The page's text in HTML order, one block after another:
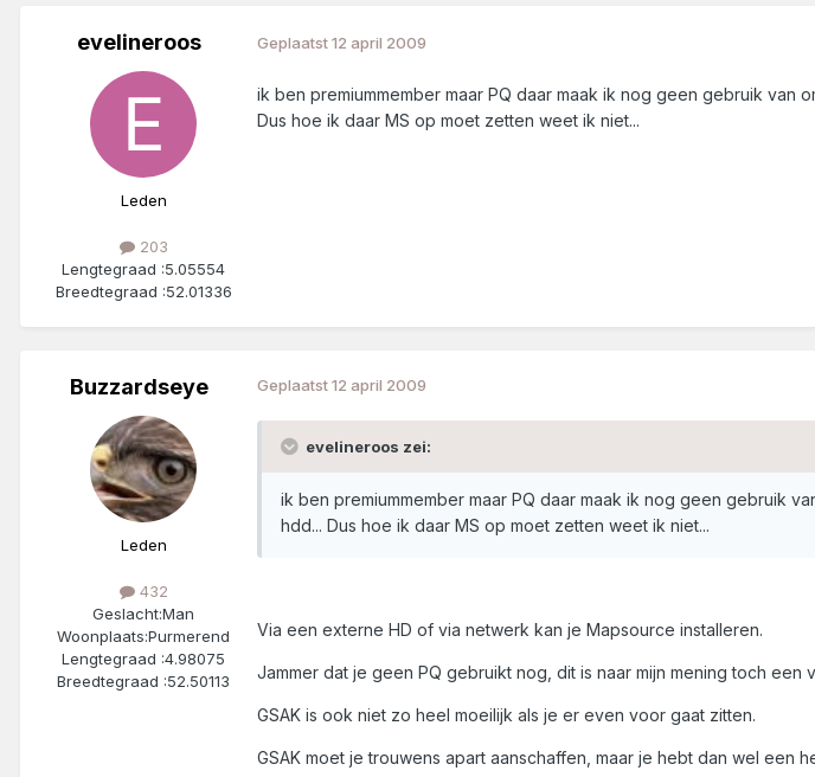
evelineroos
Leden
203
Lengtegraad :5.05554
Breedtegraad :52.01336
Geplaatst12 april 2009
ik ben premiummember maar PQ daar maak ik nog geen gebruik van
Dus hoe ik daar MS op moet zetten weet ik niet...
Buzzardseye
Leden
432
Geslacht:Man
Woonplaats:Purmerend
Lengtegraad :4.98075
Breedtegraad :52.50113
Geplaatst12 april 2009
evelineroos zei:
ik ben premiummember maar PQ daar maak ik nog geen gebruik
hdd... Dus hoe ik daar MS op moet zetten weet ik niet...
Via een externe HD of via netwerk kan je Mapsource installeren.
Jammer dat je geen PQ gebruikt nog, dit is naar mijn mening toch
GSAK is ook niet zo heel moeilijk als je er even voor gaat zitten.
GSAK moet je trouwens apart aanschaffen, maar je hebt dan wel een